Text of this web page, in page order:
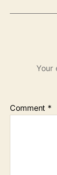
Your
Comment *